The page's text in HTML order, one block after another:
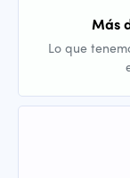
Más
Lo que